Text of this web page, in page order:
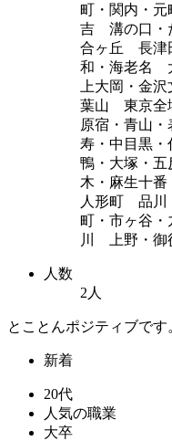
町・関内・
吉 溝の口・
合ヶ丘 長津
和・海老名
上大岡・金
葉山 東京
原宿・青山
寿・中目黒
鴨・大塚・
木・麻生十
人形町 品川
町・市ヶ谷
川 上野・御
人数
2人
とことんポジティブです
新着
20代
人気の職業
大卒